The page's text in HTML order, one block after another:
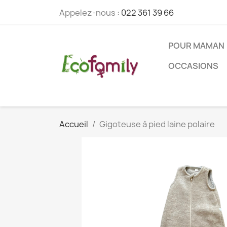
Appelez-nous : 022 361 39 66
POUR MAMAN
OCCASIONS
Accueil Gigoteuse à pied laine polaire